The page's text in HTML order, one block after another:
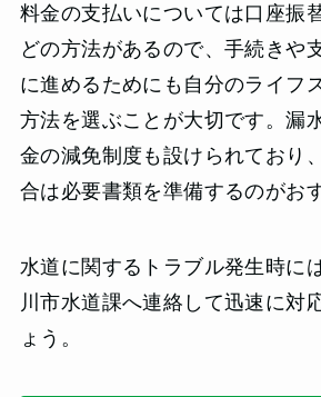
料金の支払いについては口座振
どの方法があるので、手続きや
に進めるためにも自分のライフ
方法を選ぶことが大切です。漏
金の減免制度も設けられており
合は必要書類を準備するのがお
水道に関するトラブル発生時に
川市水道課へ連絡して迅速に対
ょう。